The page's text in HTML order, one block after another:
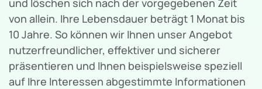
und löschen sich nach der vorgegebenen Zeit
von allein. Ihre Lebensdauer beträgt 1 Monat bis
10 Jahre. So können wir Ihnen unser Angebot
nutzerfreundlicher, effektiver und sicherer
präsentieren und Ihnen beispielsweise speziell
auf Ihre Interessen abgestimmte Informationen